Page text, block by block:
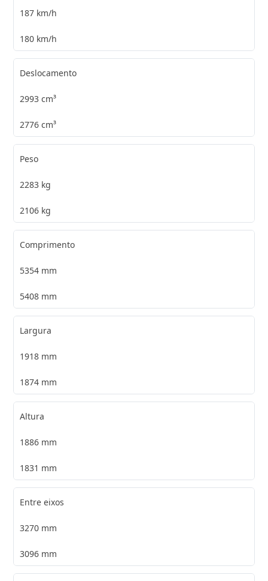
187 km/h
180 km/h
Deslocamento
2993 cm³
2776 cm³
Peso
2283 kg
2106 kg
Comprimento
5354 mm
5408 mm
Largura
1918 mm
1874 mm
Altura
1886 mm
1831 mm
Entre eixos
3270 mm
3096 mm